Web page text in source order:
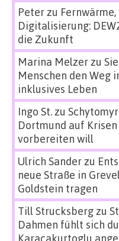
Peterzu
Digitalisierung:
die Zukunft
Marina Melzerzu
Menschen den Weg
inklusives Leben
Ingo St.zu
Dortmund auf
vorbereiten will
Ulrich Sanderzu
neue Straße in
Goldstein tragen
Till Strucksbergzu
Dahmen fühlt sich
Karacakurtoglu